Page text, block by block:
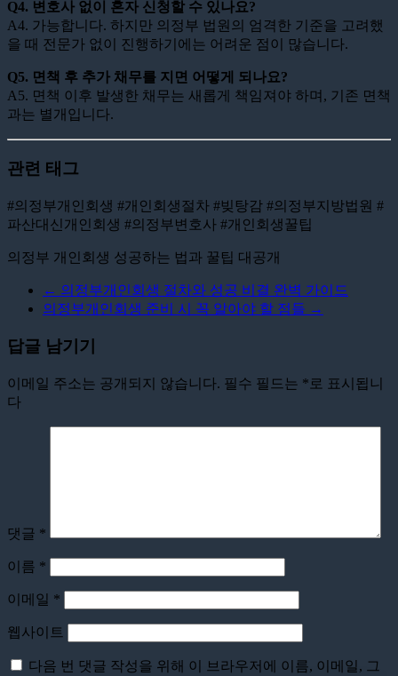
Q4. 변호사 없이 혼자 신청할 수 있나요?
A4. 가능합니다. 하지만 의정부 법원의 엄격한 기준을 고려했
을 때 전문가 없이 진행하기에는 어려운 점이 많습니다.
Q5. 면책 후 추가 채무를 지면 어떻게 되나요?
A5. 면책 이후 발생한 채무는 새롭게 책임져야 하며, 기존 면책
과는 별개입니다.
관련 태그
#의정부개인회생 #개인회생절차 #빚탕감 #의정부지방법원 #
파산대신개인회생 #의정부변호사 #개인회생꿀팁
의정부 개인회생 성공하는 법과 꿀팁 대공개
← 의정부개인회생 절차와 성공 비결 완벽 가이드
의정부개인회생 준비 시 꼭 알아야 할 점들 →
답글 남기기
이메일 주소는 공개되지 않습니다. 필수 필드는 * 로 표시됩니
다
댓글 *
이름 *
이메일 *
웹사이트
다음 번 댓글 작성을 위해 이 브라우저에 이름, 이메일, 그